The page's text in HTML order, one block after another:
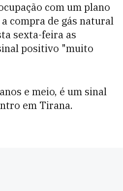
com um plano
compra de gás natural
sexta-feira as
positivo "muito
e meio, é um sinal
em Tirana.